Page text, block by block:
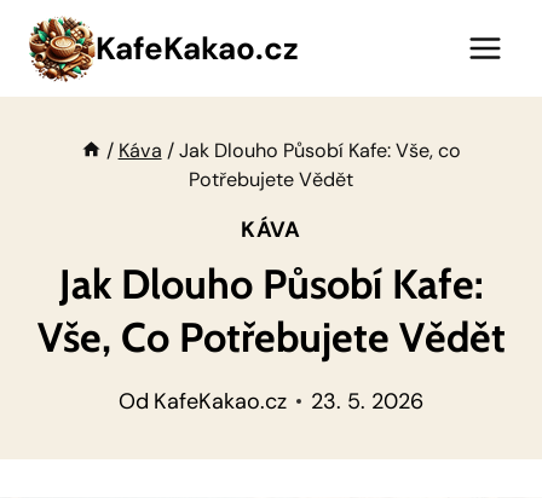
Přeskočit
obsah
KafeKakao.cz
/ Káva / Jak Dlouho Působí Kafe: Vše, co
Potřebujete Vědět
KÁVA
Jak Dlouho Působí Kafe:
Vše, Co Potřebujete Vědět
Od KafeKakao.cz 23. 5. 2026